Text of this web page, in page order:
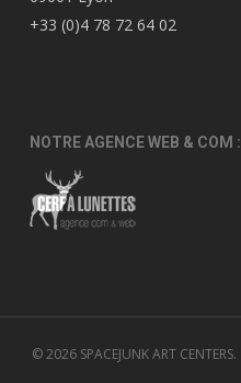
+33 (0)4 78 72 64 02
NOTRE AGENCE WEB & COM :
© 2026 SPACEJUNK ART CENTERS.